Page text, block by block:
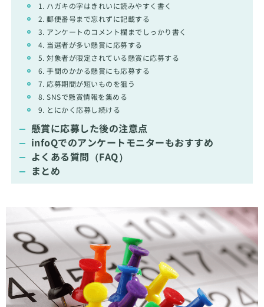
1. ハガキの字はきれいに読みやすく書く
2. 郵便番号まで忘れずに記載する
3. アンケートのコメント欄までしっかり書く
4. 当選者が多い懸賞に応募する
5. 対象者が限定されている懸賞に応募する
6. 手間のかかる懸賞にも応募する
7. 応募期間が短いものを狙う
8. SNSで懸賞情報を集める
9. とにかく応募し続ける
懸賞に応募した後の注意点
infoQでのアンケートモニターもおすすめ
よくある質問（FAQ）
まとめ